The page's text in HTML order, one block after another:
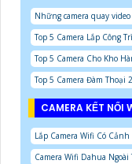
Những camera quay
Top 5 Camera Lắp Công
Top 5 Camera Cho Kho
Top 5 Camera Đàm Thoại
CAMERA KẾT NỐI
Lắp Camera Wifi Có
Camera Wifi Dahua Ngoài